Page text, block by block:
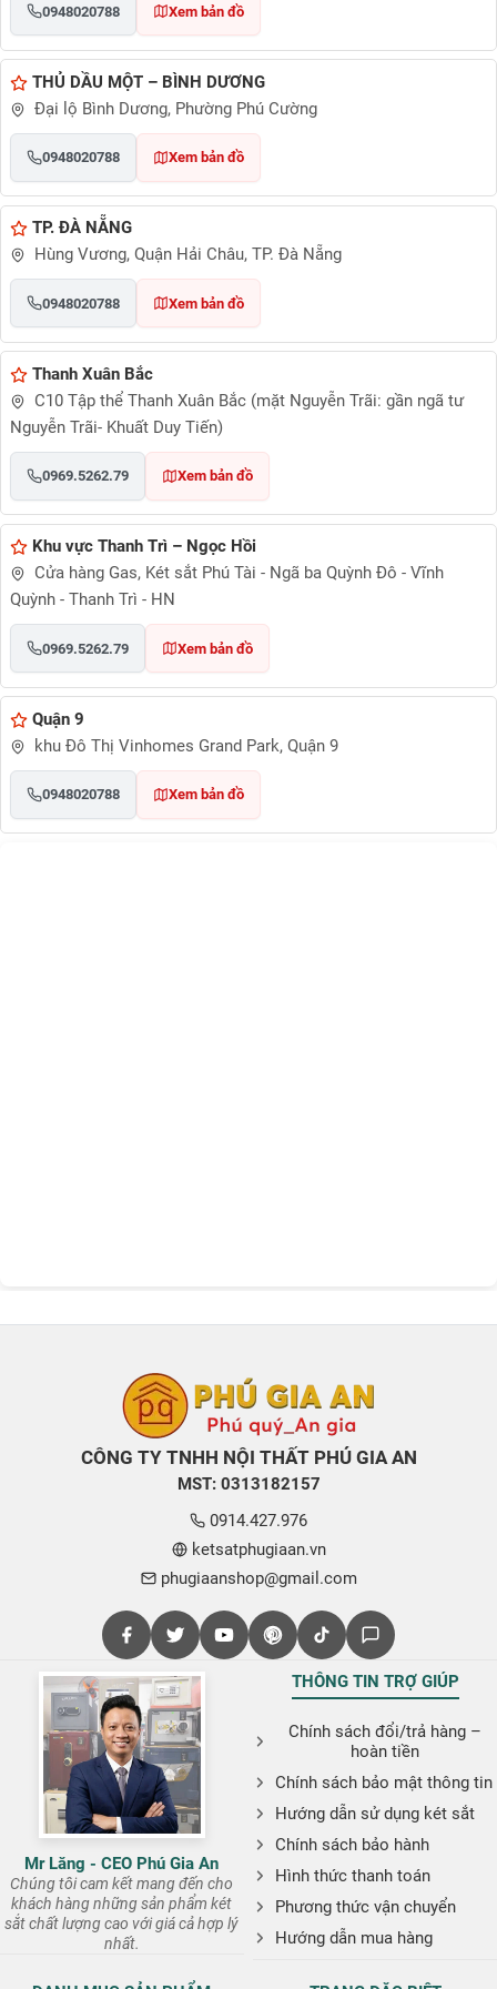
0948020788 Xem bản đồ
THỦ DẦU MỘT – BÌNH DƯƠNG
Đại lộ Bình Dương, Phường Phú Cường
0948020788 Xem bản đồ
TP. ĐÀ NẴNG
Hùng Vương, Quận Hải Châu, TP. Đà Nẵng
0948020788 Xem bản đồ
Thanh Xuân Bắc
C10 Tập thể Thanh Xuân Bắc (mặt Nguyễn Trãi: gần ngã tư
Nguyễn Trãi- Khuất Duy Tiến)
0969.5262.79 Xem bản đồ
Khu vực Thanh Trì – Ngọc Hồi
Cửa hàng Gas, Két sắt Phú Tài - Ngã ba Quỳnh Đô - Vĩnh
Quỳnh - Thanh Trì - HN
0969.5262.79 Xem bản đồ
Quận 9
khu Đô Thị Vinhomes Grand Park, Quận 9
0948020788 Xem bản đồ
CÔNG TY TNHH NỘI THẤT PHÚ GIA AN
MST: 0313182157
0914.427.976
ketsatphugiaan.vn
phugiaanshop@gmail.com
Mr Lăng - CEO Phú Gia An
Chúng tôi cam kết mang đến cho
khách hàng những sản phẩm két
sắt chất lượng cao với giá cả hợp lý
nhất.
THÔNG TIN TRỢ GIÚP
Chính sách đổi/trả hàng –
hoàn tiền
Chính sách bảo mật thông tin
Hướng dẫn sử dụng két sắt
Chính sách bảo hành
Hình thức thanh toán
Phương thức vận chuyển
Hướng dẫn mua hàng